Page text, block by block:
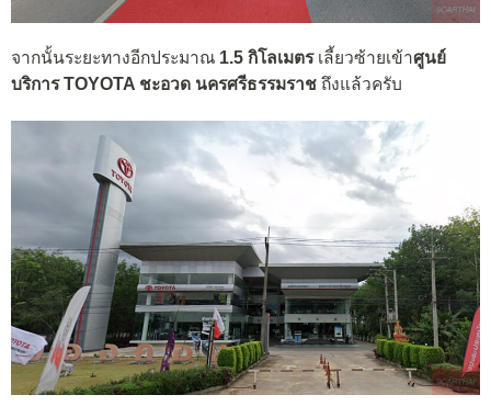
จากนั้นระยะทางอีกประมาณ 1.5 กิโลเมตรเลี้ยวซ้ายเข้าศูนย์
บริการ TOYOTA ชะอวด นครศรีธรรมราช ถึงแล้วครับ